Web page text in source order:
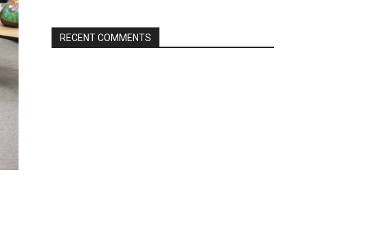
RECENT COMMENTS